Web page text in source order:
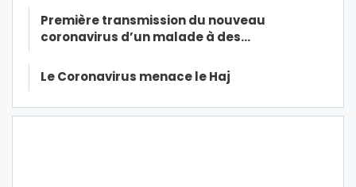
Première transmission du nouveau
coronavirus d’un malade à des…
Le Coronavirus menace le Haj